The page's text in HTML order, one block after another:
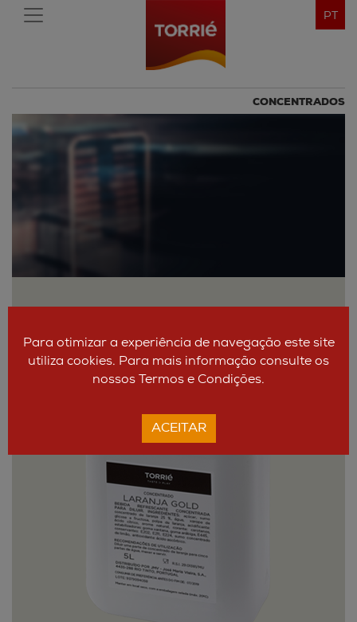
PT
CONCENTRADOS
Para otimizar a experiência de navegação este site
utiliza cookies. Para mais informação consulte os
nossos Termos e Condições.
ACEITAR